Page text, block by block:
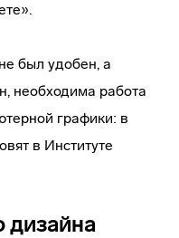
был удобен, а
необходима работа
графики: в
в Институте
дизайна